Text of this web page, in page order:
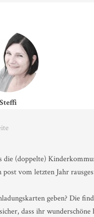
Steffi
die (doppelte)
vom letzten Jahr
geben? Die
dass ihr wunderschöne